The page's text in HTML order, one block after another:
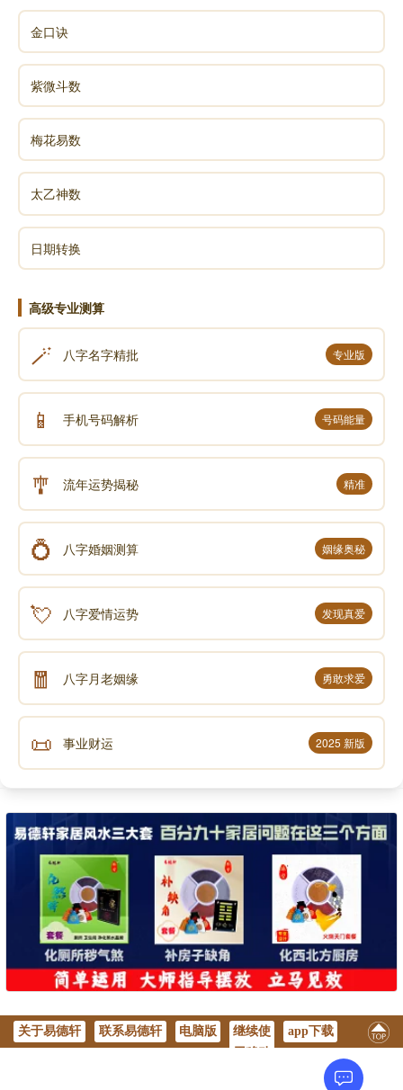
这个八字中，年支为寅，遇到日支中的卯木。桃花
不错。
种类：
以年支查出的为正桃花。
以日支查出的为墙内桃花。
影响：命局带桃花星，通常异性缘佳。如果没有四
桃花，不代表异性缘差，流年、大运遇到桃花星也会有
桃花运。
桃花好坏：需看桃花星是命局的喜神还是忌神，同
时也受个人主观选择影响。
三、婚姻与婚灾
婚灾征兆
男命怕冲：
原局夫妻宫被冲（如日支为酉，年/月支有卯），婚
姻易有波折。当流年大运再次引动此冲时（如卯年），
婚灾易发生。
例：男命夫妻宫酉被原局卯冲，卯为偏财（情
人）。逢卯年，情人冲入夫妻宫，易有出轨、闹离婚之
事。
原局夫妻宫被合（如日支为丑，有子丑合），婚姻
也易不顺。
例：女命日支坐印本应婚姻不错，但丑被合，印过
旺导致人清高、想太多、内心郁结，最终导致离婚。
地支六合
子丑合化土
金口诀
紫微斗数
梅花易数
太乙神数
日期转换
高级专业测算
🪄 八字名字精批 专业版
📱 手机号码解析 号码能量
🎐 流年运势揭秘 精准
💍 八字婚姻测算 姻缘奥秘
💘 八字爱情运势 发现真爱
🧧 八字月老姻缘 勇敢求爱
📜 事业财运 2025 新版
关于易德轩 联系易德轩 电脑版
继续使
app下载